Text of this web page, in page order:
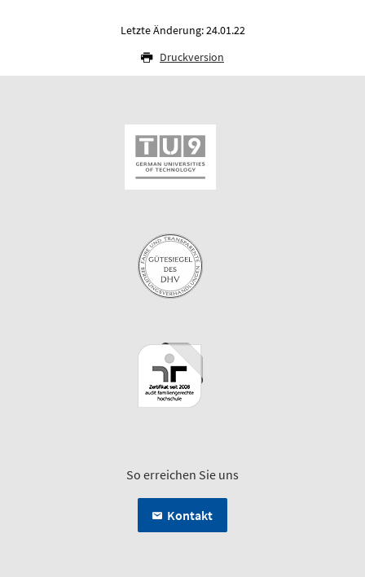
Letzte Änderung: 24.01.22
Druckversion
So erreichen Sie uns
Kontakt